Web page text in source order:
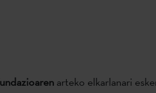
arteko elkarlanari